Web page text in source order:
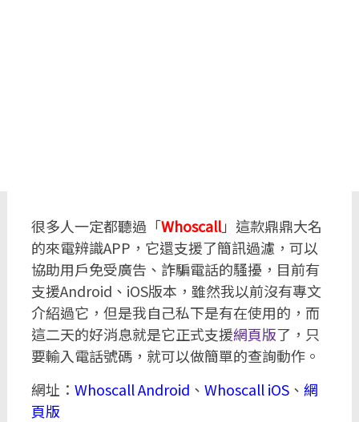
很多人一定都聽過「Whoscall」這款鼎鼎大名
的來電辨識APP，它還支援了簡訊過濾，可以
協助用戶免受廣告、詐騙電話的騷擾，目前有
支援Android、iOS版本，雖然我以前沒有專文
介紹過它，但是我自己私下是有在使用的，而
這二天的好消息就是它正式支援網頁版了，只
要輸入電話號碼，就可以做簡單的查詢動作。
網址： Whoscall Android 、 Whoscall iOS、 網
頁版